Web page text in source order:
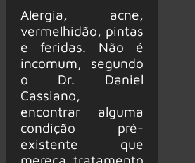
Alergia, acne,
vermelhidão, pintas
e feridas. Não é
incomum, segundo
o Dr. Daniel
Cassiano,
encontrar alguma
condição pré-
existente que